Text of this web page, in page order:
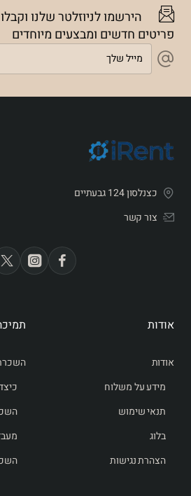
הירשמו לניוזלטר שלנו
פריטים חדשים ומבצעים מיוחדים
מייל
שלך
כצנלסון 124 גבעתיים
צור קשר
אודות
אודות
מידע על משלוח
תנאי שימוש
בלוג
הצהרת נגישות